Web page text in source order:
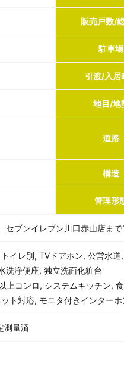
販売戸数/
駐車場
引渡/入居
地目/地
道路
構造
管理形
セブンイレブン川口赤山店ま
イレ別, TVドアホン, 公営水道
洗浄便座, 独立洗面化粧台
上コンロ, システムキッチン,
ト対応, モニタ付きインター
測量済